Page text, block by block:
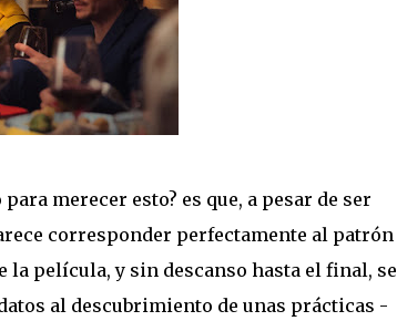
merecer esto? es que, a pesar de ser
corresponder perfectamente al patrón
película, y sin descanso hasta el final, se
al descubrimiento de unas prácticas -